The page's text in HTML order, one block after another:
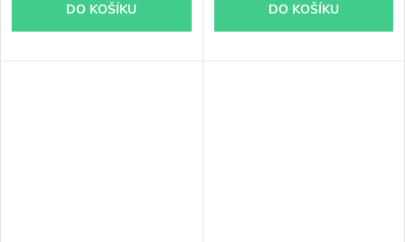
DO KOŠÍKU DO KOŠÍKU